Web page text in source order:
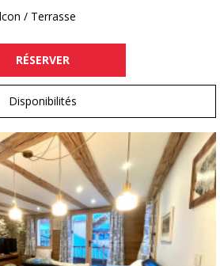
/ Terrasse
RÉSERVER
Disponibilités